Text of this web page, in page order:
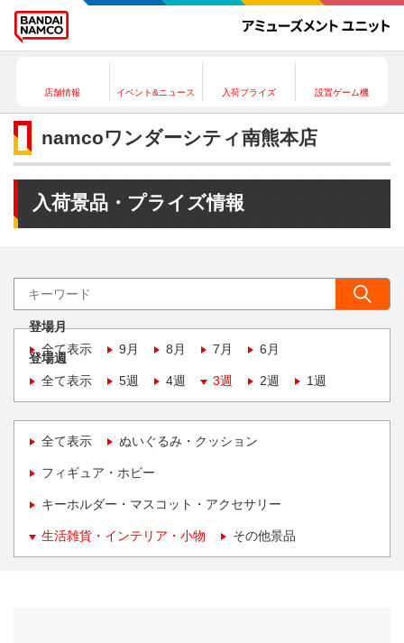
店舗情報 イベント&ニュース 入荷プライズ 設置ゲーム機
namcoワンダーシティ南熊本店
入荷景品・プライズ情報
登場月
全て表示
9月 8月 7月 6月
登場週
全て表示
5週 4週 3週 2週 1週
全て表示 ぬいぐるみ・クッション
フィギュア・ホビー
キーホルダー・マスコット・アクセサリー
生活雑貨・インテリア・小物 その他景品